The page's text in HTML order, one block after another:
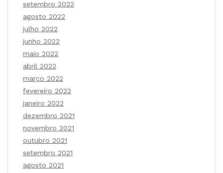
setembro 2022
agosto 2022
julho 2022
junho 2022
maio 2022
abril 2022
março 2022
fevereiro 2022
janeiro 2022
dezembro 2021
novembro 2021
outubro 2021
setembro 2021
agosto 2021